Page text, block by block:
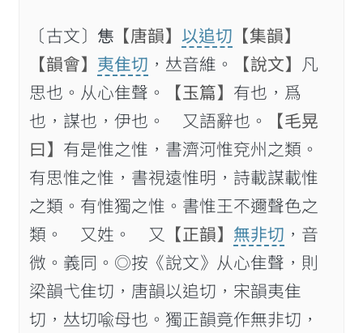
〔古文〕𢛧 【唐韻】 以追切 【集韻】
【韻會】 夷隹切 ，𠀤音維。 【說文】 凡
思也。从心隹聲。
【玉篇】 有也，爲
也，謀也，伊也。 又語辭也。
【毛晃
曰】 有是惟之惟，書濟河惟兗州之類。
有思惟之惟，書視遠惟明，詩載謀載惟
之類。有惟獨之惟。書惟王不邇聲色之
類。 又姓。 又
【正韻】 無非切 ，音
微。義同。◎按《說文》从心隹聲，則
梁韻弋隹切，唐韻以追切，宋韻夷隹
切，𠀤切喩母也。獨正韻竟作無非切，